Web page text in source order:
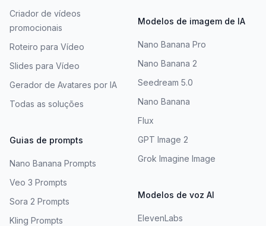
Criador de vídeos
promocionais
Roteiro para Vídeo
Slides para Vídeo
Gerador de Avatares por IA
Todas as soluções
Guias de prompts
Nano Banana Prompts
Veo 3 Prompts
Sora 2 Prompts
Kling Prompts
Modelos de imagem de IA
Nano Banana Pro
Nano Banana 2
Seedream 5.0
Nano Banana
Flux
GPT Image 2
Grok Imagine Image
Modelos de voz AI
ElevenLabs